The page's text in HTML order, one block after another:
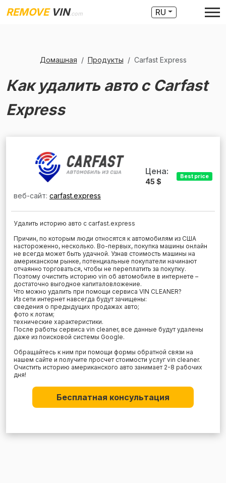
REMOVEVIN.com RU
Домашная Продукты Carfast Express
Как удалить авто с Carfast
Express
веб-сайт: carfast.express
Цена:
45 $
Best price
Удалить историю авто с carfast.express
Причин, по которым люди относятся к автомобилям из США
настороженно, несколько. Во-первых, покупка машины онлайн
не всегда может быть удачной. Узнав стоимость машины на
американском рынке, потенциальные покупатели начинают
отчаянно торговаться, чтобы не переплатить за покупку.
Поэтому очистить историю vin об автомобиле в интернете –
достаточно выгодное капиталовложение.
Что можно удалить при помощи сервиса VIN CLEANER?
Из сети интернет навсегда будут зачищены:
сведения о предыдущих продажах авто;
фото к лотам;
технические характеристики.
После работы сервиса vin cleaner, все данные будут удалены
даже из поисковой системы Google.
Обращайтесь к ним при помощи формы обратной связи на
нашем сайте и получите просчет стоимости услуг vin cleaner.
Очистить историю американского авто занимает 2-8 рабочих
дня!
Бесплатная консультация